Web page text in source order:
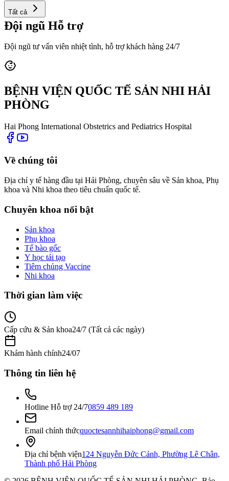
Tất cả
Đội ngũ Hỗ trợ
Đội ngũ tư vấn viên nhiệt tình, hỗ trợ khách hàng 24/7
BỆNH VIỆN QUỐC TẾ SẢN NHI HẢI
PHÒNG
Hai Phong International Obstetrics and Pediatrics Hospital
Về chúng tôi
Địa chỉ y tế hàng đầu tại Hải Phòng, chuyên sâu về Sản khoa, Phụ
khoa và Nhi khoa theo tiêu chuẩn quốc tế.
Chuyên khoa nổi bật
Sản khoa
Phụ khoa
Tế bào gốc
Y học tái tạo
Tiêm chủng Vaccine
Nhi khoa
Thời gian làm việc
Cấp cứu & Sản khoa24/7 (Tất cả các ngày)
Khám hành chính24/07
Thông tin liên hệ
Hotline Hỗ trợ 24/70859 489 189
Email chính thứcquoctesannhihaiphong@gmail.com
Địa chỉ bệnh viện124 Nguyễn Đức Cảnh, Phường Lê Chân,
Thành phố Hải Phòng